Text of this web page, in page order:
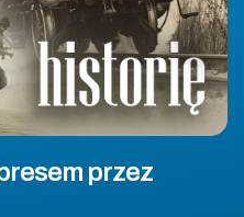
przez